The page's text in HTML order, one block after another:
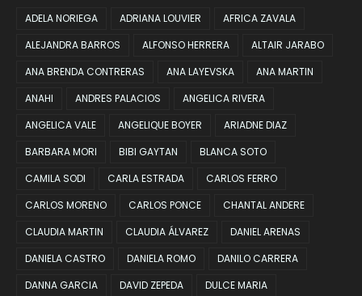
ADELA NORIEGA ADRIANA LOUVIER
AFRICA ZAVALA
ALEJANDRA BARROS
ALFONSO HERRERA
ALTAIR JARABO
ANA BRENDA CONTRERAS
ANA LAYEVSKA
ANA MARTIN
ANAHI
ANDRES PALACIOS
ANGELICA RIVERA
ANGELICA VALE
ANGELIQUE BOYER
ARIADNE DIAZ
BARBARA MORI
BIBI GAYTAN
BLANCA SOTO
CAMILA SODI
CARLA ESTRADA
CARLOS FERRO
CARLOS MORENO
CARLOS PONCE
CHANTAL ANDERE
CLAUDIA MARTIN
CLAUDIA ÁLVAREZ
DANIEL ARENAS
DANIELA CASTRO
DANIELA ROMO
DANILO CARRERA
DANNA GARCIA
DAVID ZEPEDA
DULCE MARIA